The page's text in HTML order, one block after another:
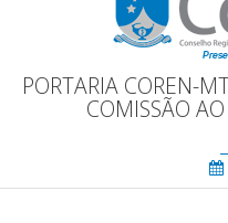
PORTARIA COREN-
COMISSÃO